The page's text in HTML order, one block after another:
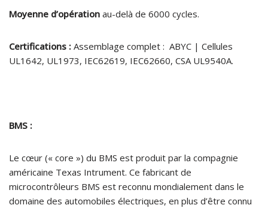
Moyenne d’opération au-delà de 6000 cycles.
Certifications : Assemblage complet : ABYC | Cellules
UL1642, UL1973, IEC62619, IEC62660, CSA UL9540A.
BMS :
Le cœur (« core ») du BMS est produit par la compagnie
américaine Texas Intrument. Ce fabricant de
microcontrôleurs BMS est reconnu mondialement dans le
domaine des automobiles électriques, en plus d’être connu